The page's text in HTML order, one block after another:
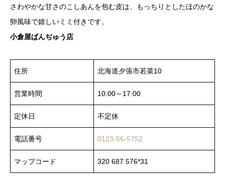
さわやかな甘さのこしあんを包む皮は、もっちりとしたほのかな
卵風味で嬉しいミミ付きです。
小倉屋ぱんぢゅう店
住所 北海道夕張市若菜10
営業時間 10:00～17:00
定休日 不定休
電話番号 0123-56-5752
マップコード 320 687 576*31